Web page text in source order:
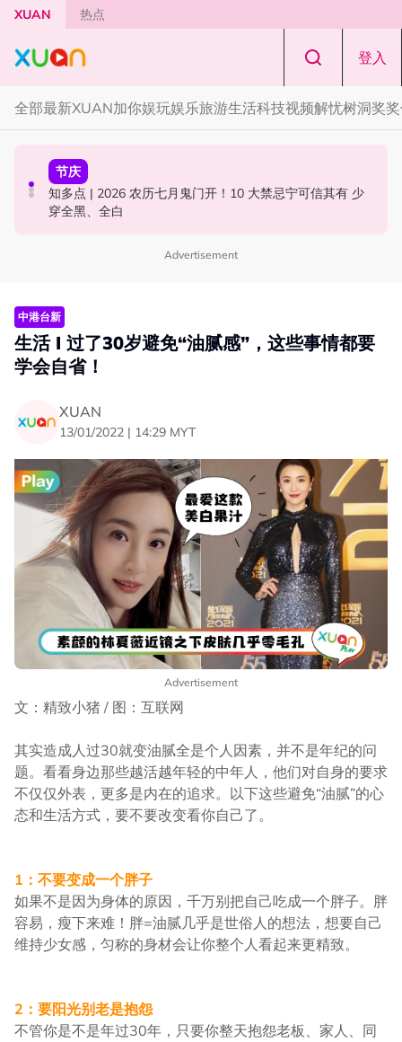
Skip to main content
XUAN 热点
登入
全部最新XUAN加你娱玩娱乐旅游生活科技视频解忧树洞奖
本地星闻
官宣！邱锋泽《Bend The Lines》马来西亚站 11月14日开
唱
中港台新
63岁关之琳被曝新男友小她36岁！亲自发文回应 “奶孙恋”
节庆
知多点 | 2026 农历七月鬼门开！10 大禁忌宁可信其有 少
穿全黑、全白
Advertisement
中港台新
生活 I 过了30岁避免“油腻感”，这些事情都要
学会自省！
XUAN
13/01/2022 | 14:29 MYT
Advertisement
文：精致小猪 / 图：互联网
其实造成人过30就变油腻全是个人因素，并不是年纪的问
题。看看身边那些越活越年轻的中年人，他们对自身的要求
不仅仅外表，更多是内在的追求。以下这些避免“油腻”的心
态和生活方式，要不要改变看你自己了。
1：不要变成一个胖子
如果不是因为身体的原因，千万别把自己吃成一个胖子。胖
容易，瘦下来难！胖=油腻几乎是世俗人的想法，想要自己
维持少女感，匀称的身材会让你整个人看起来更精致。
2：要阳光别老是抱怨
不管你是不是年过30年，只要你整天抱怨老板、家人、同